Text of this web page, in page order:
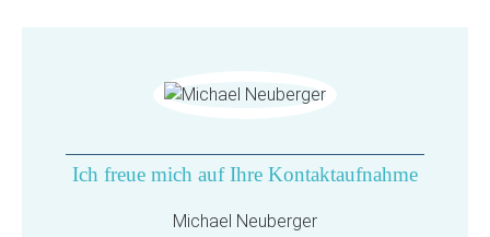
Ich freue mich auf Ihre Kontaktaufnahme
Michael Neuberger